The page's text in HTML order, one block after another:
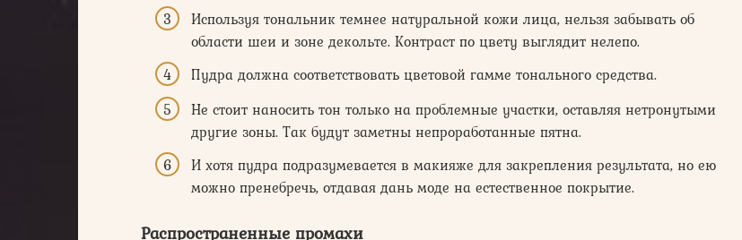
Используя тональник темнее натуральной кожи лица, нельзя забывать об
области шеи и зоне декольте. Контраст по цвету выглядит нелепо.
Пудра должна соответствовать цветовой гамме тонального средства.
Не стоит наносить тон только на проблемные участки, оставляя нетронутыми
другие зоны. Так будут заметны непроработанные пятна.
И хотя пудра подразумевается в макияже для закрепления результата, но ею
можно пренебречь, отдавая дань моде на естественное покрытие.
Распространенные промахи